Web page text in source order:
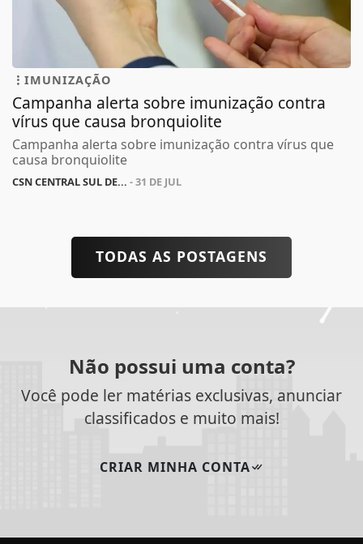
IMUNIZAÇÃO
Campanha alerta sobre imunização contra
vírus que causa bronquiolite
Campanha alerta sobre imunização contra vírus que
causa bronquiolite
CSN CENTRAL SUL DE... - 31 DE JUL
TODAS AS POSTAGENS
Não possui uma conta?
Você pode ler matérias exclusivas, anunciar
classificados e muito mais!
CRIAR MINHA CONTA